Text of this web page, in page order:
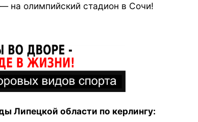
на олимпийский стадион в Сочи!
Липецкой области по керлингу: